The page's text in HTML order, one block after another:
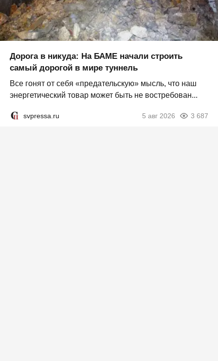
Дорога в никуда: На БАМЕ начали строить
самый дорогой в мире туннель
Все гонят от себя «предательскую» мысль, что наш
энергетический товар может быть не востребован...
svpressa.ru 5 авг 2026 3 687